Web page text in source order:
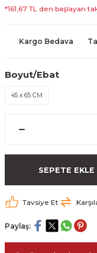
*161,67 TL den başlayan
Kargo Bedava
Boyut/Ebat
45 x 65 CM
SEPETE EKLE
Tavsiye Et
Paylaş: